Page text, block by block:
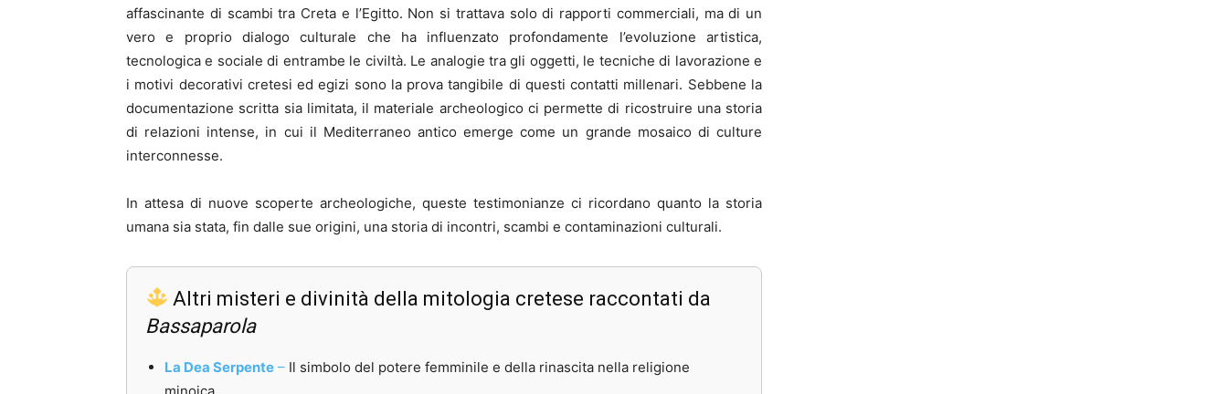
affascinante di scambi tra Creta e l’Egitto. Non si trattava solo di rapporti commerciali, ma di un
vero e proprio dialogo culturale che ha influenzato profondamente l’evoluzione artistica,
tecnologica e sociale di entrambe le civiltà. Le analogie tra gli oggetti, le tecniche di lavorazione e
i motivi decorativi cretesi ed egizi sono la prova tangibile di questi contatti millenari. Sebbene la
documentazione scritta sia limitata, il materiale archeologico ci permette di ricostruire una storia
di relazioni intense, in cui il Mediterraneo antico emerge come un grande mosaico di culture
interconnesse.
In attesa di nuove scoperte archeologiche, queste testimonianze ci ricordano quanto la storia
umana sia stata, fin dalle sue origini, una storia di incontri, scambi e contaminazioni culturali.
Altri misteri e divinità della mitologia cretese raccontati da
Bassaparola
La Dea Serpente – Il simbolo del potere femminile e della rinascita nella religione